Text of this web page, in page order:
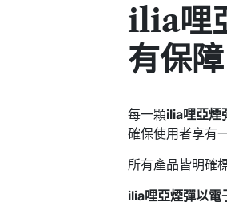
ilia哩
有保障
每一顆ilia哩亞煙
確保使用者享有
所有產品皆明確
ilia哩亞煙彈以電